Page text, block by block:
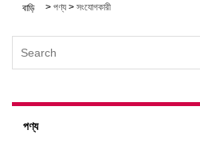
বাড়ি > পণ্য> সংযোগকারী
পণ্য